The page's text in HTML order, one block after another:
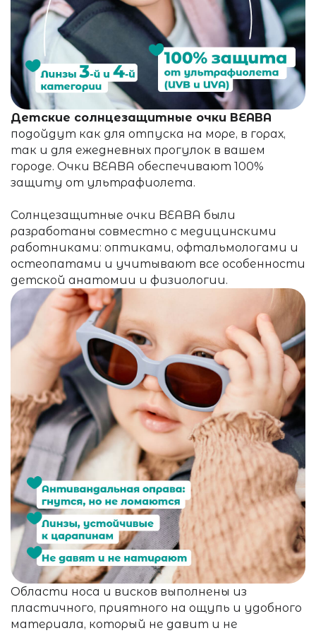
Детские солнцезащитные очки BEABA
подойдут как для отпуска на море, в горах,
так и для ежедневных прогулок в вашем
городе. Очки BEABA обеспечивают 100%
защиту от ультрафиолета.
Солнцезащитные очки BEABA были
разработаны совместно с медицинскими
работниками: оптиками, офтальмологами и
остеопатами и учитывают все особенности
детской анатомии и физиологии.
Области носа и висков выполнены из
пластичного, приятного на ощупь и удобного
материала, который не давит и не